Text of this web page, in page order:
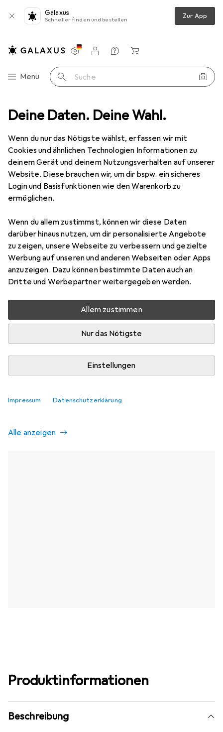
Deine Daten. Deine Wahl.
Wenn du nur das Nötigste wählst, erfassen wir mit
Cookies und ähnlichen Technologien Informationen zu
deinem Gerät und deinem Nutzungsverhalten auf unserer
Website. Diese brauchen wir, um dir bspw. ein sicheres
Login und Basisfunktionen wie den Warenkorb zu
ermöglichen.
Wenn du allem zustimmst, können wir diese Daten
darüber hinaus nutzen, um dir personalisierte Angebote
zu zeigen, unsere Webseite zu verbessern und gezielte
Werbung auf unseren und anderen Webseiten oder Apps
anzuzeigen. Dazu können bestimmte Daten auch an
Dritte und Werbepartner weitergegeben werden.
Allem zustimmen
Nur das Nötigste
Einstellungen
Impressum Datenschutzerklärung
Galaxus
Schneller finden und bestellen Zur App
Navigation nach Kategorien
Menü Suche
Einstellungen
Kundenkonto
Vergleichslisten
Merklisten
Warenkorb
Babybetten Zubehör Babybett Babybay Verschlussgitter 30
5 Bilder
BabybayVerschlussgitter 30
1 Mehr von Babybay
Aktuell nicht lieferbar
Benachrichtigen, wenn lieferbar
Vergleichen
Kostenloser Versand ab 30,– i
Ähnliche Produkte mit besserer
Alle anzeigen
Produktinformationen
Beschreibung